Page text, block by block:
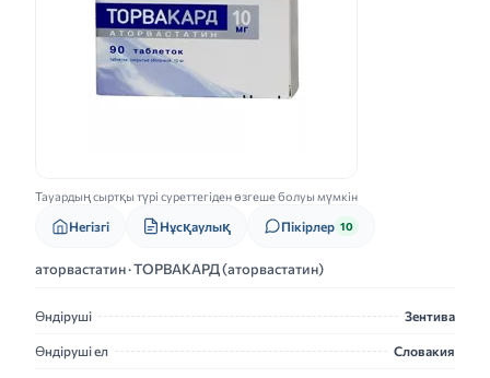
Тауардың сыртқы түрі суреттегіден өзгеше болуы мүмкін
Негізгі Нұсқаулық Пікірлер 10
аторвастатин · ТОРВАКАРД (аторвастатин)
Өндіруші Зентива
Өндіруші ел Словакия